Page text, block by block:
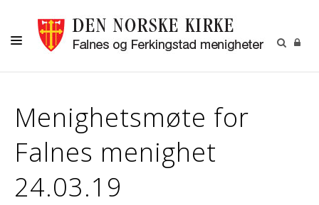
DÅP -VIGSEL-GRAVFERD
KONFIRMASJON
MENIGHETSARBEID
Menighetsmøte for
Falnes menighet
24.03.19